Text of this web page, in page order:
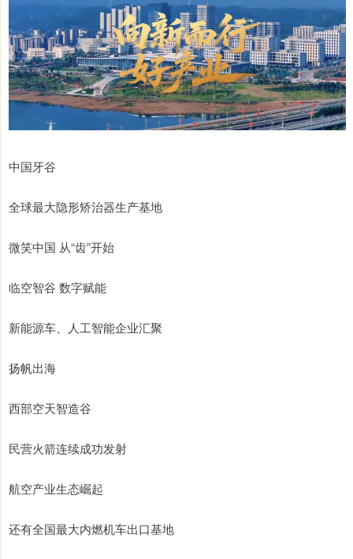
中国牙谷
全球最大隐形矫治器生产基地
微笑中国 从“齿”开始
临空智谷 数字赋能
新能源车、人工智能企业汇聚
扬帆出海
西部空天智造谷
民营火箭连续成功发射
航空产业生态崛起
还有全国最大内燃机车出口基地